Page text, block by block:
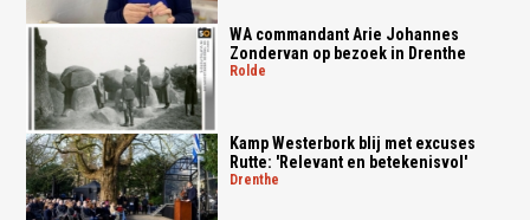
WA commandant Arie Johannes
Zondervan op bezoek in Drenthe
rolde
Kamp Westerbork blij met excuses
Rutte: 'Relevant en betekenisvol'
drenthe